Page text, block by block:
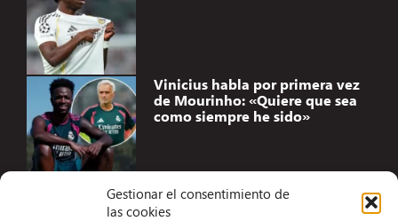
Gestionar el consentimiento de
las cookies
Vinicius habla por primera vez
de Mourinho: «Quiere que sea
como siempre he sido»